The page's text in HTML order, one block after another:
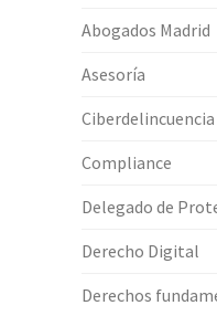
Abogados Madrid
Asesoría
Ciberdelincuencia
Compliance
Delegado de
Derecho Digital
Derechos